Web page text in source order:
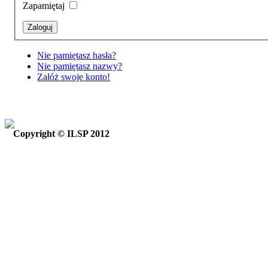
Zapamiętaj
Nie pamiętasz hasła?
Nie pamiętasz nazwy?
Załóż swoje konto!
Copyright © ILSP 2012